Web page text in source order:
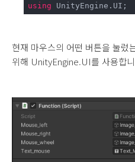
using UnityEngine.UI;
현재 마우스의 어떤 버튼을 눌렀
위해 UnityEngine.UI를 사용합